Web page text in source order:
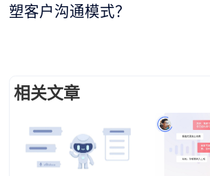
塑客户沟通模式？
相关文章